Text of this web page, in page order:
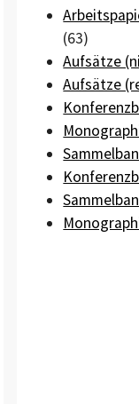
(63)
Aufsätze
Aufsätze